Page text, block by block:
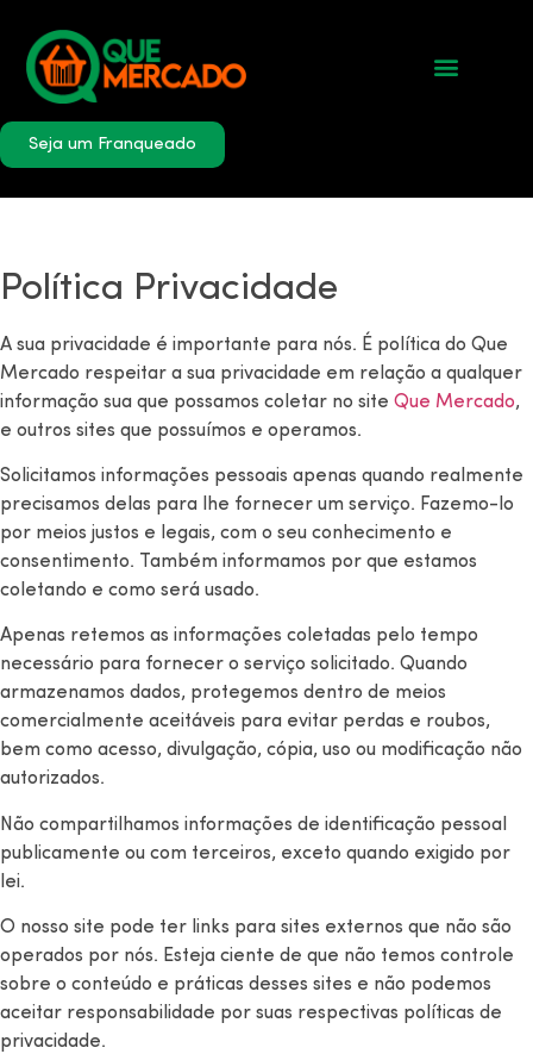
Seja um Franqueado
Política Privacidade
A sua privacidade é importante para nós. É política do Que
Mercado respeitar a sua privacidade em relação a qualquer
informação sua que possamos coletar no site Que Mercado,
e outros sites que possuímos e operamos.
Solicitamos informações pessoais apenas quando realmente
precisamos delas para lhe fornecer um serviço. Fazemo-lo
por meios justos e legais, com o seu conhecimento e
consentimento. Também informamos por que estamos
coletando e como será usado.
Apenas retemos as informações coletadas pelo tempo
necessário para fornecer o serviço solicitado. Quando
armazenamos dados, protegemos dentro de meios
comercialmente aceitáveis ​​para evitar perdas e roubos,
bem como acesso, divulgação, cópia, uso ou modificação não
autorizados.
Não compartilhamos informações de identificação pessoal
publicamente ou com terceiros, exceto quando exigido por
lei.
O nosso site pode ter links para sites externos que não são
operados por nós. Esteja ciente de que não temos controle
sobre o conteúdo e práticas desses sites e não podemos
aceitar responsabilidade por suas respectivas políticas de
privacidade.